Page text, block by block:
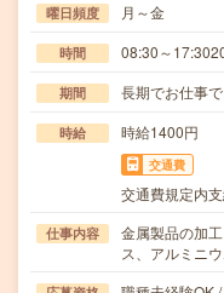
曜日頻度 月～金
時間 08:30～
期間 長期でお仕事
時給 時給1400円
交通費
交通費規定内
仕事内容
金属製品の加
ス、アルミニ